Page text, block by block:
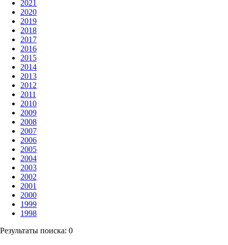
2021
2020
2019
2018
2017
2016
2015
2014
2013
2012
2011
2010
2009
2008
2007
2006
2005
2004
2003
2002
2001
2000
1999
1998
Результаты поиска: 0